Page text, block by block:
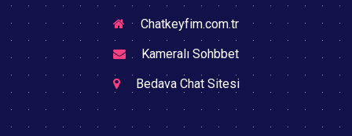
Chatkeyfim.com.tr
Kameralı Sohbbet
Bedava Chat Sitesi